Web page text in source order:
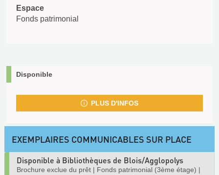
Espace
Fonds patrimonial
Disponible
PLUS D'INFOS
EXEMPLAIRES COMMUNICABLES SUR PLACE
Disponible à Bibliothèques de Blois/Agglopolys
Brochure exclue du prêt | Fonds patrimonial (3ème étage) |